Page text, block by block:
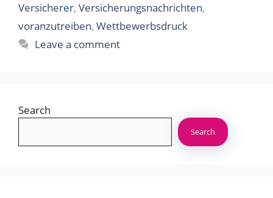
Versicherer, Versicherungsnachrichten,
voranzutreiben, Wettbewerbsdruck
Leave a comment
Search
Search